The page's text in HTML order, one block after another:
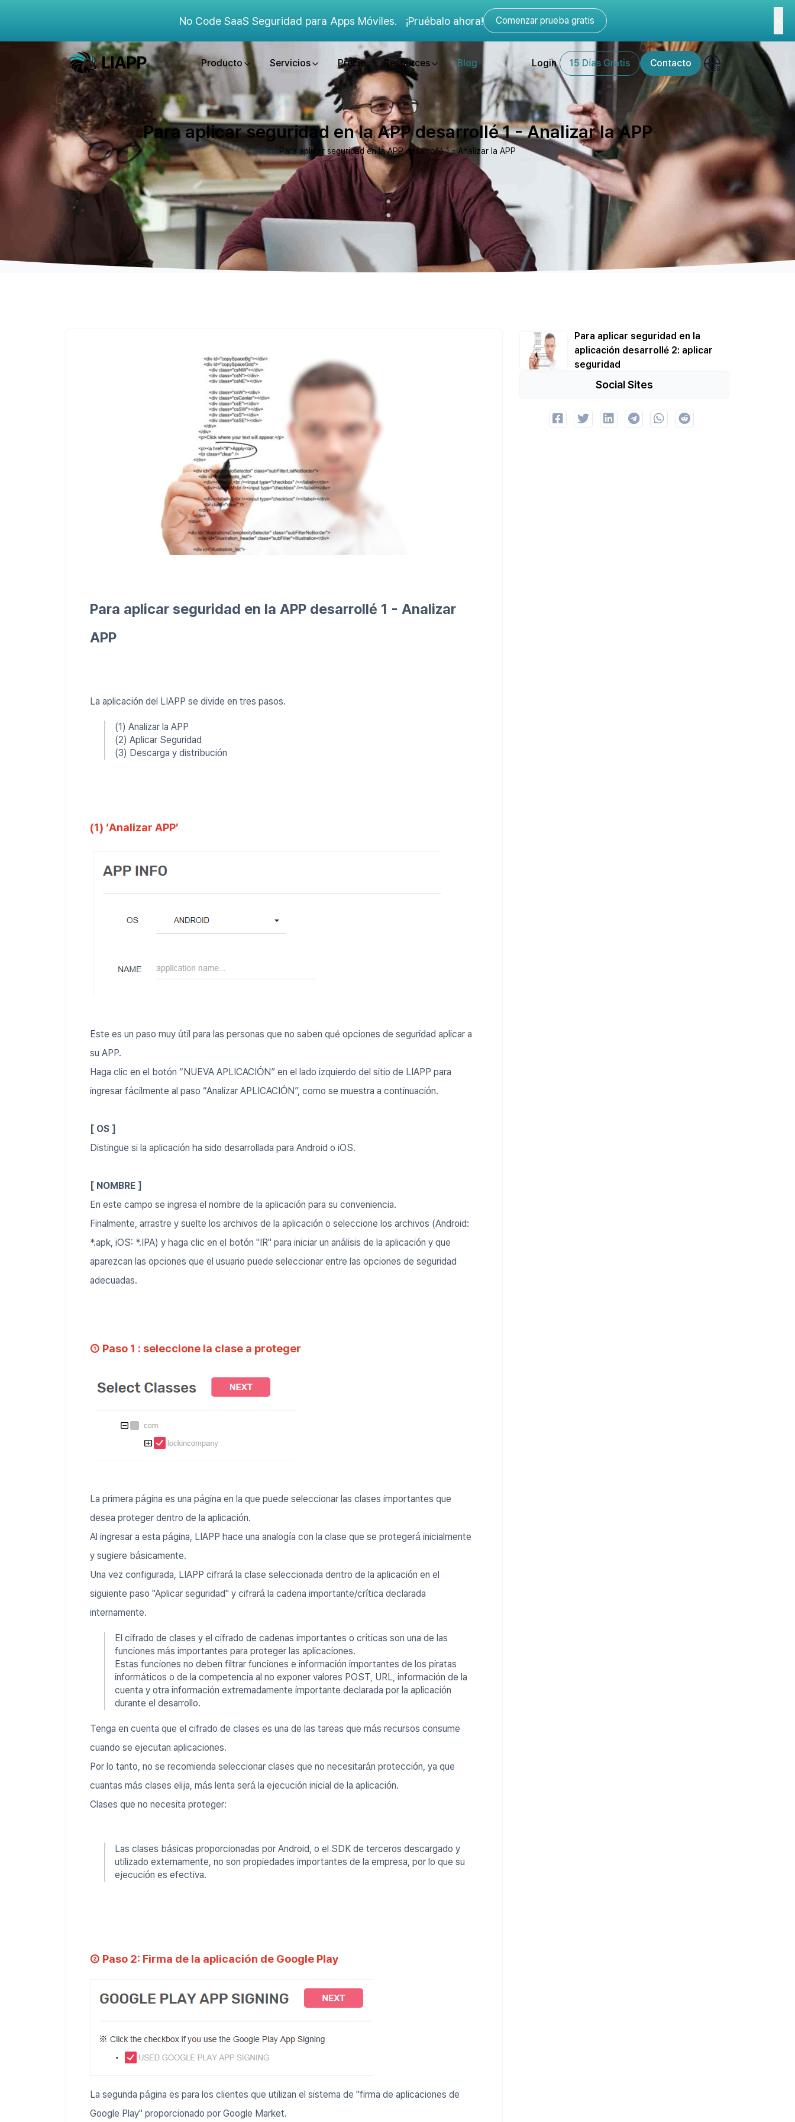
No Code SaaS Seguridad para Apps Móviles. ¡Pruébalo ahora! Comenzar prueba gratis
Producto Servicios Precio Resources Blog Login 15 Días Gratis Contacto
Para aplicar seguridad en la APP desarrollé 1 - Analizar la APP
Para aplicar seguridad en la APP desarrollé 1 - Analizar la APP
Para aplicar seguridad en la APP desarrollé 1 - Analizar
APP
La aplicación del LIAPP se divide en tres pasos.
(1) Analizar la APP
(2) Aplicar Seguridad
(3) Descarga y distribución
(1) ‘Analizar APP’
Este es un paso muy útil para las personas que no saben qué opciones de seguridad aplicar a
su APP.
Haga clic en el botón “NUEVA APLICACIÓN” en el lado izquierdo del sitio de LIAPP para
ingresar fácilmente al paso “Analizar APLICACIÓN”, como se muestra a continuación.
[ OS ]
Distingue si la aplicación ha sido desarrollada para Android o iOS.
[ NOMBRE ]
En este campo se ingresa el nombre de la aplicación para su conveniencia.
Finalmente, arrastre y suelte los archivos de la aplicación o seleccione los archivos (Android:
*.apk, iOS: *.IPA) y haga clic en el botón "IR" para iniciar un análisis de la aplicación y que
aparezcan las opciones que el usuario puede seleccionar entre las opciones de seguridad
adecuadas.
① Paso 1 : seleccione la clase a proteger
La primera página es una página en la que puede seleccionar las clases importantes que
desea proteger dentro de la aplicación.
Al ingresar a esta página, LIAPP hace una analogía con la clase que se protegerá inicialmente
y sugiere básicamente.
Una vez configurada, LIAPP cifrará la clase seleccionada dentro de la aplicación en el
siguiente paso "Aplicar seguridad" y cifrará la cadena importante/crítica declarada
internamente.
El cifrado de clases y el cifrado de cadenas importantes o críticas son una de las
funciones más importantes para proteger las aplicaciones.
Estas funciones no deben filtrar funciones e información importantes de los piratas
informáticos o de la competencia al no exponer valores POST, URL, información de la
cuenta y otra información extremadamente importante declarada por la aplicación
durante el desarrollo.
Tenga en cuenta que el cifrado de clases es una de las tareas que más recursos consume
cuando se ejecutan aplicaciones.
Por lo tanto, no se recomienda seleccionar clases que no necesitarán protección, ya que
cuantas más clases elija, más lenta será la ejecución inicial de la aplicación.
Clases que no necesita proteger:
Las clases básicas proporcionadas por Android, o el SDK de terceros descargado y
utilizado externamente, no son propiedades importantes de la empresa, por lo que su
ejecución es efectiva.
② Paso 2: Firma de la aplicación de Google Play
La segunda página es para los clientes que utilizan el sistema de "firma de aplicaciones de
Google Play" proporcionado por Google Market.
Para aplicar seguridad en la
aplicación desarrollé 2: aplicar
seguridad
Social Sites